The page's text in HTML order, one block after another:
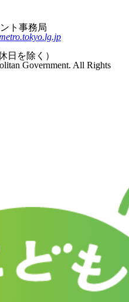
ト事務局
日を除く）
Government. All Rights